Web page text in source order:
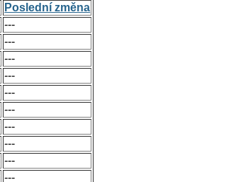
Poslední změna
---
---
---
---
---
---
---
---
---
---